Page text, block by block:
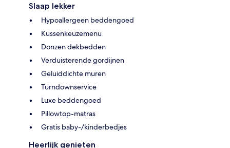
Slaap lekker
Hypoallergeen beddengoed
Kussenkeuzemenu
Donzen dekbedden
Verduisterende gordijnen
Geluiddichte muren
Turndownservice
Luxe beddengoed
Pillowtop-matras
Gratis baby-/kinderbedjes
Heerlijk genieten